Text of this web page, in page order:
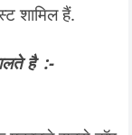
शामिल हैं.
है :-